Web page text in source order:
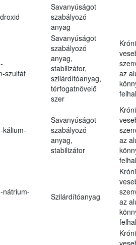
Savanyúságot
szabályozó
anyag
szulfát
Savanyúságot
szabályozó
anyag,
stabilizátor,
szilárdítóanyag,
térfogatnövelő
szer
az
kálium-
Savanyúságot
szabályozó
anyag,
stabilizátor
az
nátrium-
Szilárdítóanyag
az